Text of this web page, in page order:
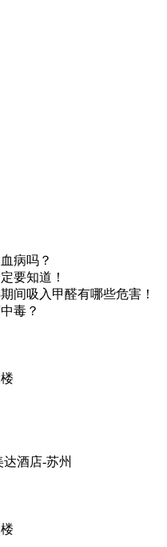
病吗？
要知道！
间吸入甲醛有哪些危害！
毒？
达酒店-苏州